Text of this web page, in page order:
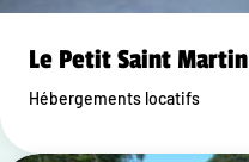
Le Petit Saint Martin
Hébergements locatifs